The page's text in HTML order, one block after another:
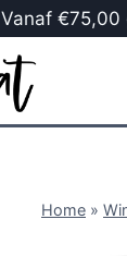
Vanaf €75,00
Home »